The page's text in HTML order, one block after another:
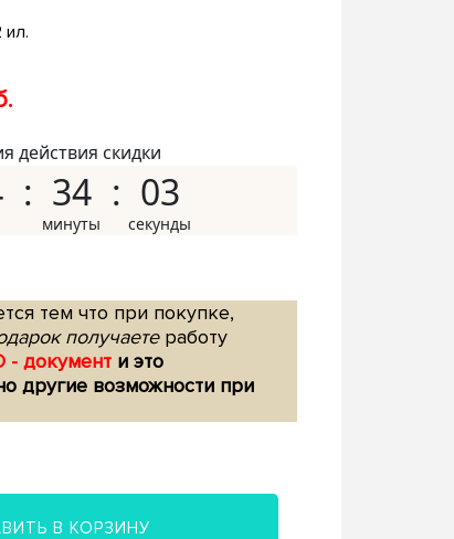
ил.
действия скидки
34 02
тем что при покупке,
получаетеработу
- документ и это
другие возможности при
В КОРЗИНУ